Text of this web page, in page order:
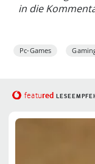
in die
Pc-Games
featured